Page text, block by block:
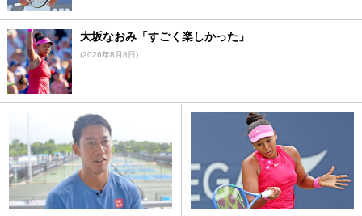
大坂なおみ「すごく楽しかった」
(2026年8月8日)